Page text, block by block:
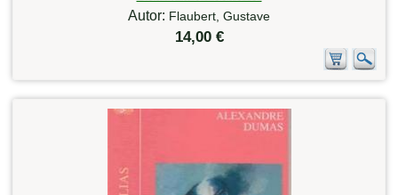
Autor: Flaubert, Gustave
14,00 €